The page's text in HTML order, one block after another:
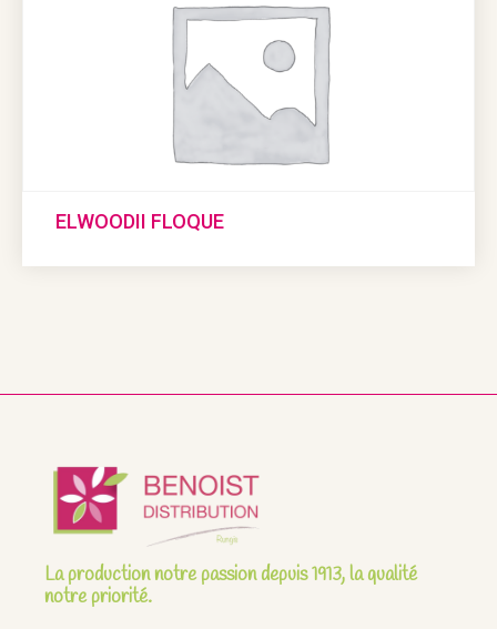
ELWOODII FLOQUE
La production notre passion depuis 1913, la qualité
notre priorité.